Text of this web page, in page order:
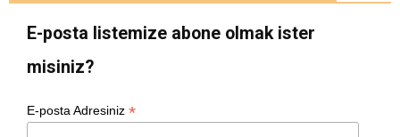
E-posta listemize abone olmak ister
misiniz?
E-posta Adresiniz *